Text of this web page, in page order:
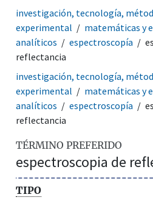
investigación, tecnología,
experimental
matemáticas y
analíticos
espectroscopía
reflectancia
investigación, tecnología,
experimental
matemáticas y
analíticos
espectroscopía
reflectancia
TÉRMINO PREFERIDO
espectroscopia de
TIPO